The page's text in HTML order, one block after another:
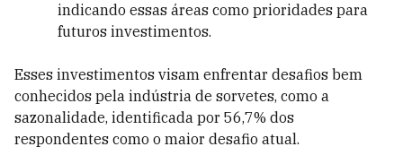
indicando essas áreas como prioridades para
futuros investimentos.
Esses investimentos visam enfrentar desafios bem
conhecidos pela indústria de sorvetes, como a
sazonalidade, identificada por 56,7% dos
respondentes como o maior desafio atual.